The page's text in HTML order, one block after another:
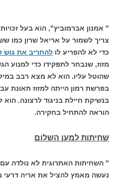
" אמנון אברמוביץ", הוא בעל
צריך לשמור על אריאל שרון כמו
כדי לא להפריע לו להחריב את גוש
מזוז, שנבחר לתפקידו כדי למנוע
שהוטל עליו. הוא לא מצא רבב
בפרשת רמון הייתה למזוז תאונת
בנשיקת חיילת בניגוד לרצונה. הוא
הוראה להתחיל בחקירה.
שחיתות למען השלום
" השחיתות האתרוגית לא נולדה
נעשה מאמץ להציל את אריה דרעי